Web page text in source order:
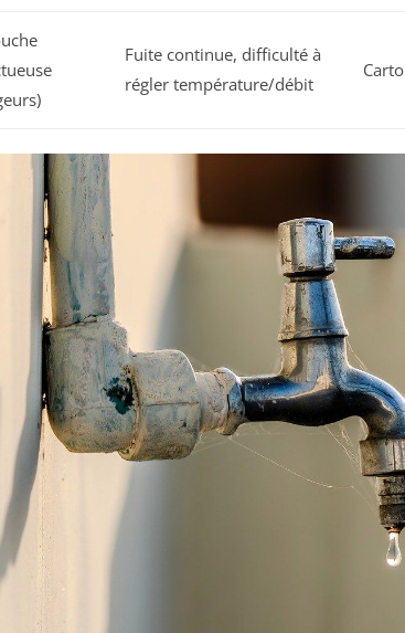
Fuite continue, difficulté à
régler température/débit